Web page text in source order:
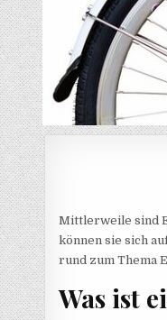
Mittlerweile sind
können sie sich
rund zum Thema
Was ist